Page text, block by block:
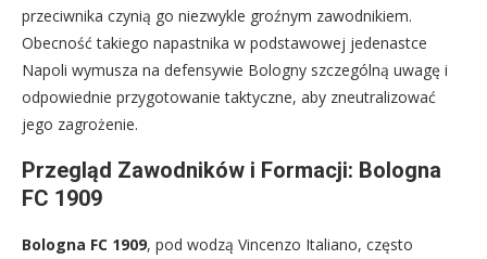
przeciwnika czynią go niezwykle groźnym zawodnikiem.
Obecność takiego napastnika w podstawowej jedenastce
Napoli wymusza na defensywie Bologny szczególną uwagę i
odpowiednie przygotowanie taktyczne, aby zneutralizować
jego zagrożenie.
Przegląd Zawodników i Formacji: Bologna
FC 1909
Bologna FC 1909, pod wodzą Vincenzo Italiano, często